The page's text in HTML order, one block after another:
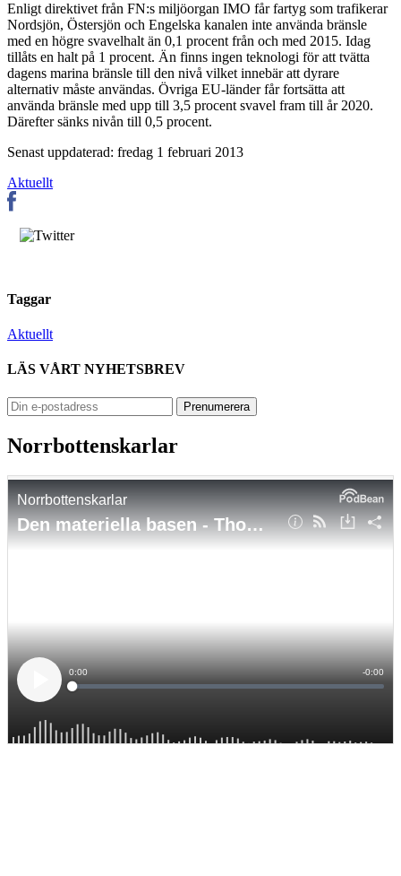
Enligt direktivet från FN:s miljöorgan IMO får fartyg som trafikerar
Nordsjön, Östersjön och Engelska kanalen inte använda bränsle
med en högre svavelhalt än 0,1 procent från och med 2015. Idag
tillåts en halt på 1 procent. Än finns ingen teknologi för att tvätta
dagens marina bränsle till den nivå vilket innebär att dyrare
alternativ måste användas. Övriga EU-länder får fortsätta att
använda bränsle med upp till 3,5 procent svavel fram till år 2020.
Därefter sänks nivån till 0,5 procent.
Senast uppdaterad: fredag 1 februari 2013
Aktuellt
Taggar
Aktuellt
LÄS VÅRT NYHETSBREV
Norrbottenskarlar